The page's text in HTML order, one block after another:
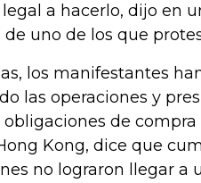
a hacerlo, dijo en
de uno de los que
los manifestantes
las operaciones y
de compra
Kong, dice que
no lograron llegar a